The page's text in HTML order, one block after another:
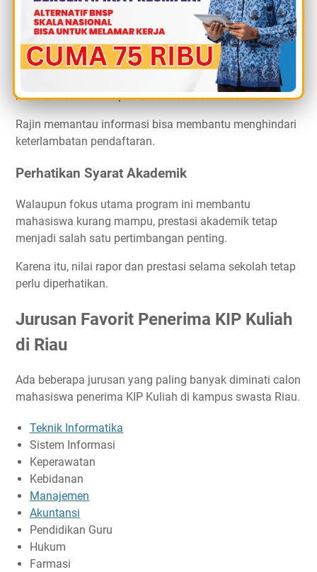
kuliah terasa lebih menyenangkan.
Aktif Cari Informasi Resmi
Informasi pendaftaran KIP Kuliah biasanya diumumkan
melalui website kampus atau media sosial resmi.
Rajin memantau informasi bisa membantu menghindari
keterlambatan pendaftaran.
Perhatikan Syarat Akademik
Walaupun fokus utama program ini membantu
mahasiswa kurang mampu, prestasi akademik tetap
menjadi salah satu pertimbangan penting.
Karena itu, nilai rapor dan prestasi selama sekolah tetap
perlu diperhatikan.
Jurusan Favorit Penerima KIP Kuliah
di Riau
Ada beberapa jurusan yang paling banyak diminati calon
mahasiswa penerima KIP Kuliah di kampus swasta Riau.
Teknik Informatika
Sistem Informasi
Keperawatan
Kebidanan
Manajemen
Akuntansi
Pendidikan Guru
Hukum
Farmasi